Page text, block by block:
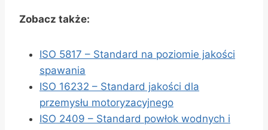
Zobacz także:
ISO 5817 – Standard na poziomie jakości
spawania
ISO 16232 – Standard jakości dla
przemysłu motoryzacyjnego
ISO 2409 – Standard powłok wodnych i